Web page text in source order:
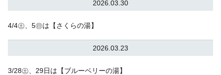
2026.03.30
4/4㊏、5㊐は【さくらの湯】
2026.03.23
3/28㊏、29日は【ブルーベリーの湯】